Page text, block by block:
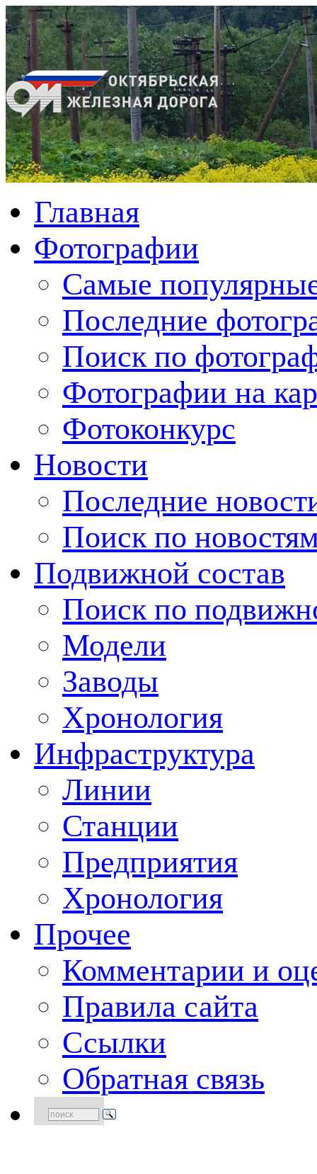
Главная
Фотографии
Cамые
Последние
Поиск по
Фотографии на
Фотоконкурс
Новости
Последние
Поиск по
Подвижной состав
Поиск по
Модели
Заводы
Хронология
Инфраструктура
Линии
Станции
Предприятия
Хронология
Прочее
Комментарии и
Правила сайта
Ссылки
Обратная связь